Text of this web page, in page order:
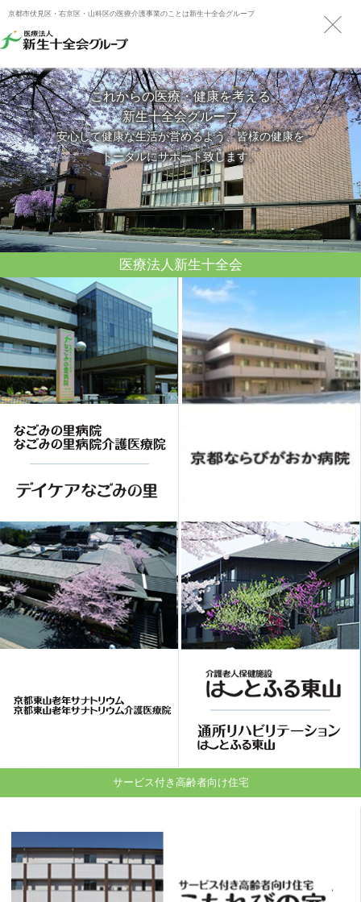
京都市伏見区・右京区・山科区の医療介護事業のことは新生十全会グループ
これからの医療・健康を考える
新生十全会グループ
安心して健康な生活が営めるよう、皆様の健康を
トータルにサポート致します。
医療法人新生十全会
サービス付き高齢者向け住宅